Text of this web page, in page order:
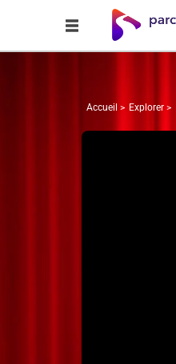
Accueil Explorer